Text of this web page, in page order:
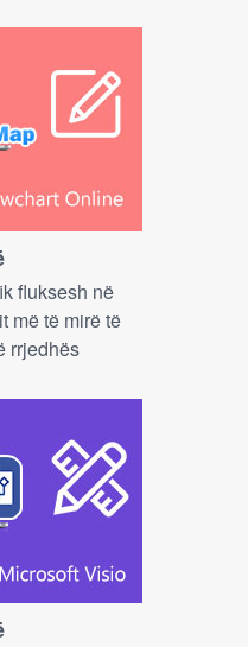
fluksesh në
më të mirë të
rrjedhës